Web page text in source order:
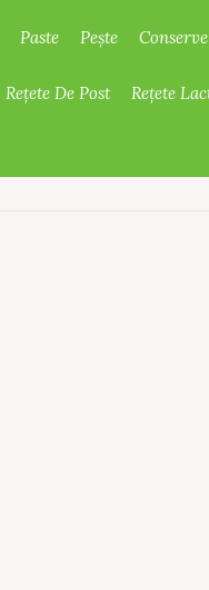
Paste Pește
Rețete De Post Rețete